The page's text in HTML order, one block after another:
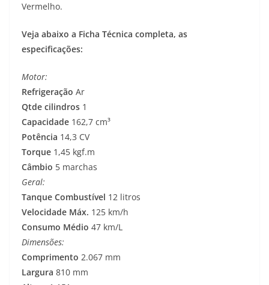
Vermelho.
Veja abaixo a Ficha Técnica completa, as
especificações:
Motor:
Refrigeração Ar
Qtde cilindros 1
Capacidade 162,7 cm³
Potência 14,3 CV
Torque 1,45 kgf.m
Câmbio 5 marchas
Geral:
Tanque Combustível 12 litros
Velocidade Máx. 125 km/h
Consumo Médio 47 km/L
Dimensões:
Comprimento 2.067 mm
Largura 810 mm